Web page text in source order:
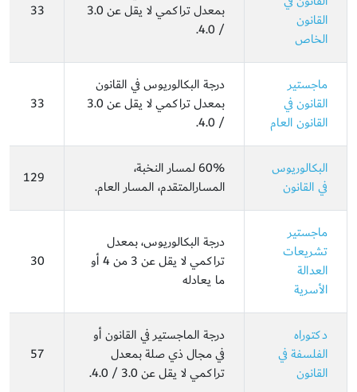
القانون
الخاص
بمعدل تراكمي لا يقل عن 3.0
/ 4.0.
33
ماجستير
القانون في
القانون العام
درجة البكالوريوس في القانون
بمعدل تراكمي لا يقل عن 3.0
/ 4.0.
33
البكالوريوس
في القانون
60% لمسار النخبة،
المسارالمتقدم، المسار العام.
129
ماجستير
تشريعات
العدالة
الأسرية
درجة البكالوريوس، بمعدل
تراكمي لا يقل عن 3 من 4 أو
ما يعادله
30
دكتوراه
الفلسفة في
القانون
درجة الماجستير في القانون أو
في مجال ذي صلة بمعدل
تراكمي لا يقل عن 3.0 / 4.0.
57